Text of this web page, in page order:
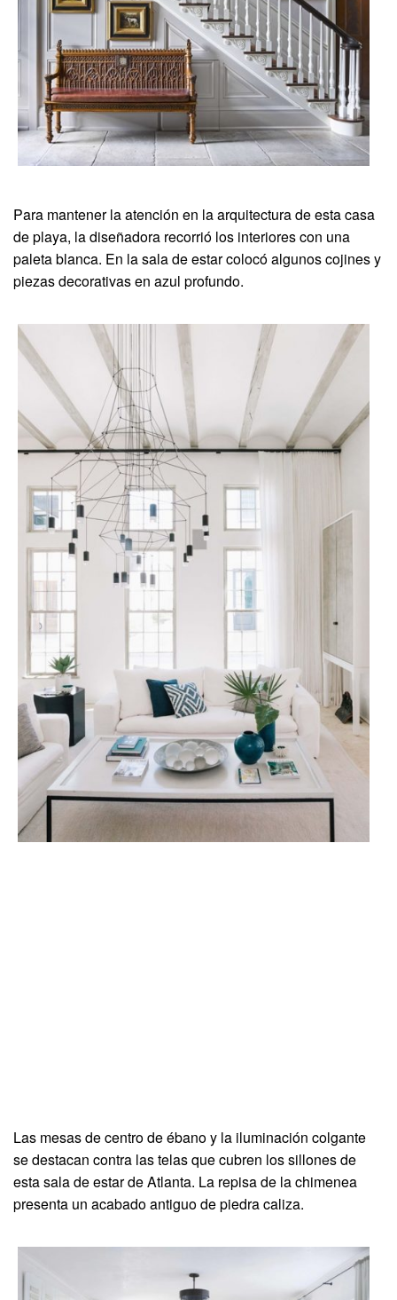
Para mantener la atención en la arquitectura de esta casa
de playa, la diseñadora recorrió los interiores con una
paleta blanca. En la sala de estar colocó algunos cojines y
piezas decorativas en azul profundo.
Las mesas de centro de ébano y la iluminación colgante
se destacan contra las telas que cubren los sillones de
esta sala de estar de Atlanta. La repisa de la chimenea
presenta un acabado antiguo de piedra caliza.